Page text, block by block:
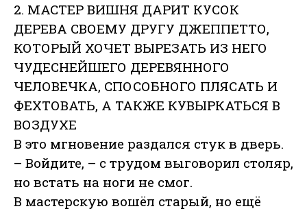
2. МАСТЕР ВИШНЯ ДАРИТ КУСОК
ДЕРЕВА СВОЕМУ ДРУГУ ДЖЕППЕТТО,
КОТОРЫЙ ХОЧЕТ ВЫРЕЗАТЬ ИЗ НЕГО
ЧУДЕСНЕЙШЕГО ДЕРЕВЯННОГО
ЧЕЛОВЕЧКА, СПОСОБНОГО ПЛЯСАТЬ И
ФЕХТОВАТЬ, А ТАКЖЕ КУВЫРКАТЬСЯ В
ВОЗДУХЕ
В это мгновение раздался стук в дверь.
– Войдите, – с трудом выговорил столяр,
но встать на ноги не смог.
В мастерскую вошёл старый, но ещё